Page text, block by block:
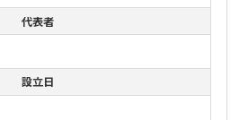
代表者
設立日